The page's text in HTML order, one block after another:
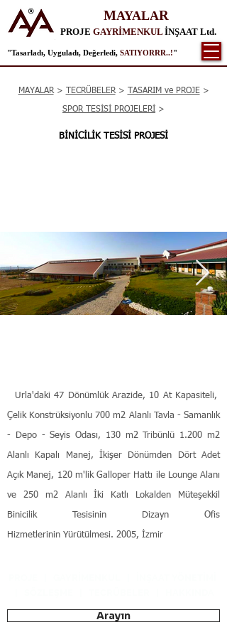
MAYALAR
PROJE GAYRİMENKULİNŞAAT Ltd.
"Tasarladı, Uyguladı, Değerledi, SATIYORRR..!"
MAYALAR> TECRÜBELER> TASARIM ve PROJE>
SPOR TESİSİ PROJELERİ >
BİNİCİLİK TESİSİ PROJESİ
Urla'daki 47 Dönümlük Arazide, 10 At Kapasiteli,
Çelik Konstrüksiyonlu 700 m2 Alanlı Tavla - Samanlık
- Depo - Seyis Odası, 130 m2 Tribünlü 1.200 m2
Alanlı Kapalı Manej, İkişer Dönümden Dört Adet
Açık Manej, 120 m'lik Galloper Hattı ile Lounge Alanı
ve 250 m2 Alanlı İki Katlı Lokalden Müteşekkil
Binicilik Tesisinin Dizayn Ofis
Hizmetlerinin Yürütülmesi. 2005, İzmir
Arayın